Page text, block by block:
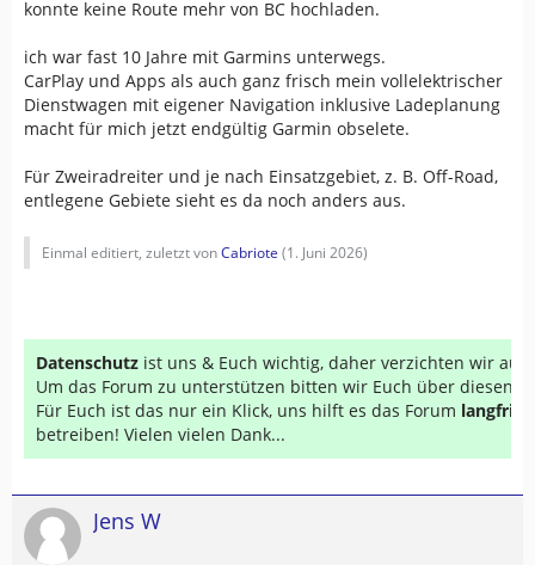
konnte keine Route mehr von BC hochladen.
ich war fast 10 Jahre mit Garmins unterwegs.
CarPlay und Apps als auch ganz frisch mein vollelektrischer
Dienstwagen mit eigener Navigation inklusive Ladeplanung
macht für mich jetzt endgültig Garmin obselete.
Für Zweiradreiter und je nach Einsatzgebiet, z. B. Off-Road,
entlegene Gebiete sieht es da noch anders aus.
Einmal editiert, zuletzt vonCabriote (1. Juni 2026)
Datenschutz ist uns & Euch wichtig, daher verzichten wir auf
Um das Forum zu unterstützen bitten wir Euch über diesen
Für Euch ist das nur ein Klick, uns hilft es das Forum
betreiben! Vielen vielen Dank...
Jens W